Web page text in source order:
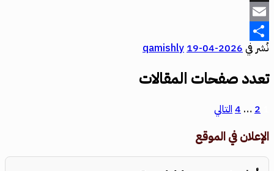
Snapchat
Email
Share
نُشر في2026-04-19
qamishly
تعدد صفحات المقالات
2
…
4التالي
الإعلان في الموقع